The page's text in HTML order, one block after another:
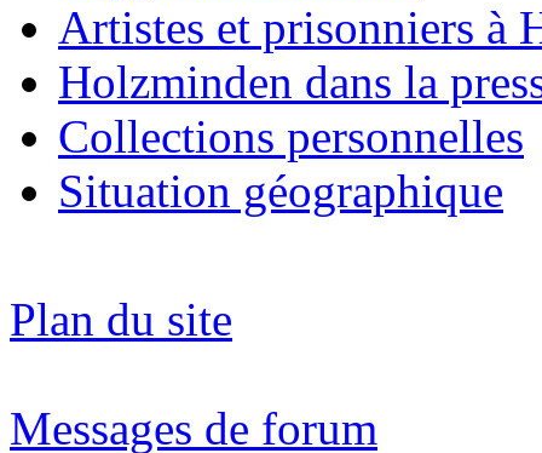
Artistes et prisonniers à
Holzminden dans la
Collections personnelles
Situation géographique
Plan du site
Messages de forum